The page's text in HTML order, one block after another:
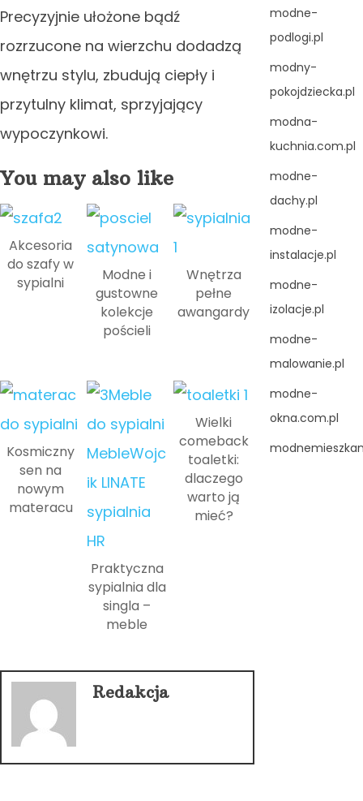
Precyzyjnie ułożone bądź
rozrzucone na wierzchu dodadzą
wnętrzu stylu, zbudują ciepły i
przytulny klimat, sprzyjający
wypoczynkowi.
You may also like
Akcesoria
do szafy w
sypialni
Modne i
gustowne
kolekcje
pościeli
Wnętrza
pełne
awangardy
Kosmiczny
sen na
nowym
materacu
Praktyczna
sypialnia dla
singla –
meble
Wielki
comeback
toaletki:
dlaczego
warto ją
mieć?
Redakcja
modne-
podlogi.pl
modny-
pokojdziecka.pl
modna-
kuchnia.com.pl
modne-
dachy.pl
modne-
instalacje.pl
modne-
izolacje.pl
modne-
malowanie.pl
modne-
okna.com.pl